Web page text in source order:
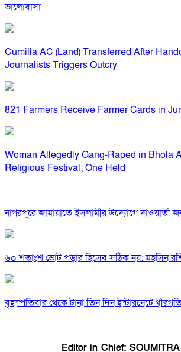
ভালোবাসা
Cumilla AC (Land) Transferred After
Journalists Triggers Outcry
821 Farmers Receive Farmer Cards in
Woman Allegedly Gang-Raped in Bhola
Religious Festival; One Held
নাগরপুরে জামায়াতে ইসলামীর উদ্যোগে দাওয়াতী
৬০ শতাংশ ভোট পড়ার হিসেব সঠিক নয়: মহসিন
বৃহস্পতিবার থেকে টানা তিন দিন ইন্টারনেটে
Editor in Chief: